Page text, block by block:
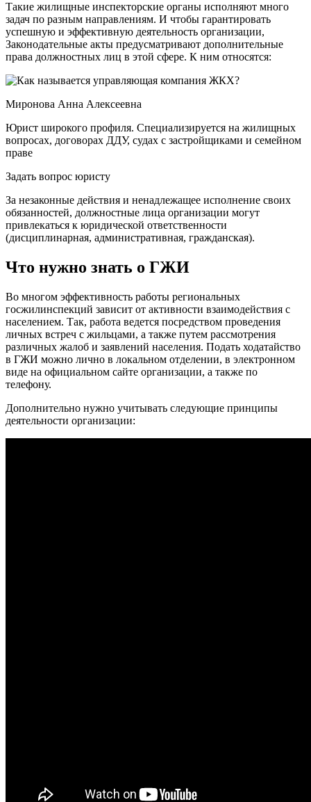
Такие жилищные инспекторские органы исполняют много
задач по разным направлениям. И чтобы гарантировать
успешную и эффективную деятельность организации,
Законодательные акты предусматривают дополнительные
права должностных лиц в этой сфере. К ним относятся:
Миронова Анна Алексеевна
Юрист широкого профиля. Специализируется на жилищных
вопросах, договорах ДДУ, судах с застройщиками и семейном
праве
Задать вопрос юристу
За незаконные действия и ненадлежащее исполнение своих
обязанностей, должностные лица организации могут
привлекаться к юридической ответственности
(дисциплинарная, административная, гражданская).
Что нужно знать о ГЖИ
Во многом эффективность работы региональных
госжилинспекций зависит от активности взаимодействия с
населением. Так, работа ведется посредством проведения
личных встреч с жильцами, а также путем рассмотрения
различных жалоб и заявлений населения. Подать ходатайство
в ГЖИ можно лично в локальном отделении, в электронном
виде на официальном сайте организации, а также по
телефону.
Дополнительно нужно учитывать следующие принципы
деятельности организации: